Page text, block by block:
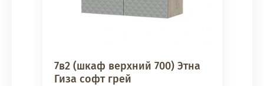
7в2 (шкаф верхний 700) Этна
Гиза софт грей